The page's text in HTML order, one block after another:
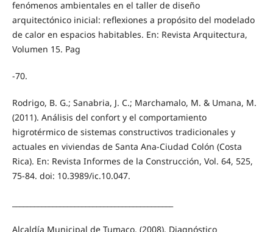
fenómenos ambientales en el taller de diseño
arquitectónico inicial: reflexiones a propósito del modelado
de calor en espacios habitables. En: Revista Arquitectura,
Volumen 15. Pag
-70.
Rodrigo, B. G.; Sanabria, J. C.; Marchamalo, M. & Umana, M.
(2011). Análisis del confort y el comportamiento
higrotérmico de sistemas constructivos tradicionales y
actuales en viviendas de Santa Ana-Ciudad Colón (Costa
Rica). En: Revista Informes de la Construcción, Vol. 64, 525,
75-84. doi: 10.3989/ic.10.047.
Alcaldía Municipal de Tumaco. (2008). Diagnóstico